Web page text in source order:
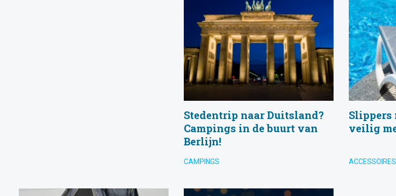
Stedentrip naar Duitsland?
Campings in de buurt van
Berlijn!
CAMPINGS
Slippers
veilig
ACCESSOIRES